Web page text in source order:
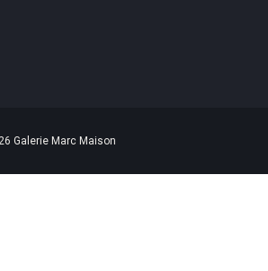
Galerie Marc Maison